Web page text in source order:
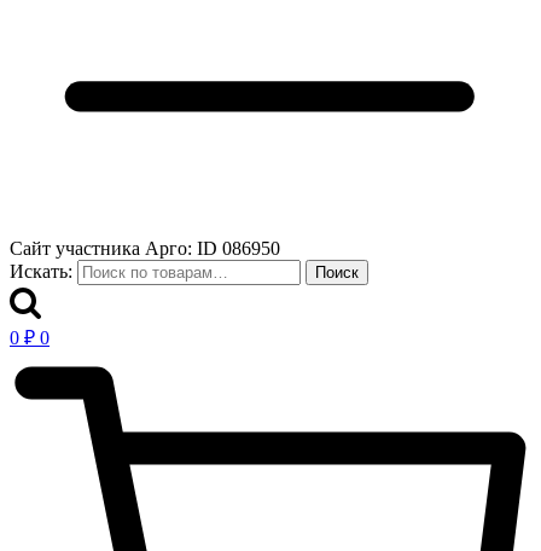
Сайт участника Арго: ID 086950
Искать:
Поиск
0 ₽ 0